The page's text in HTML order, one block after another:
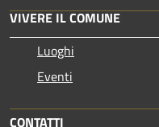
VIVERE IL COMUNE
Luoghi
Eventi
CONTATTI